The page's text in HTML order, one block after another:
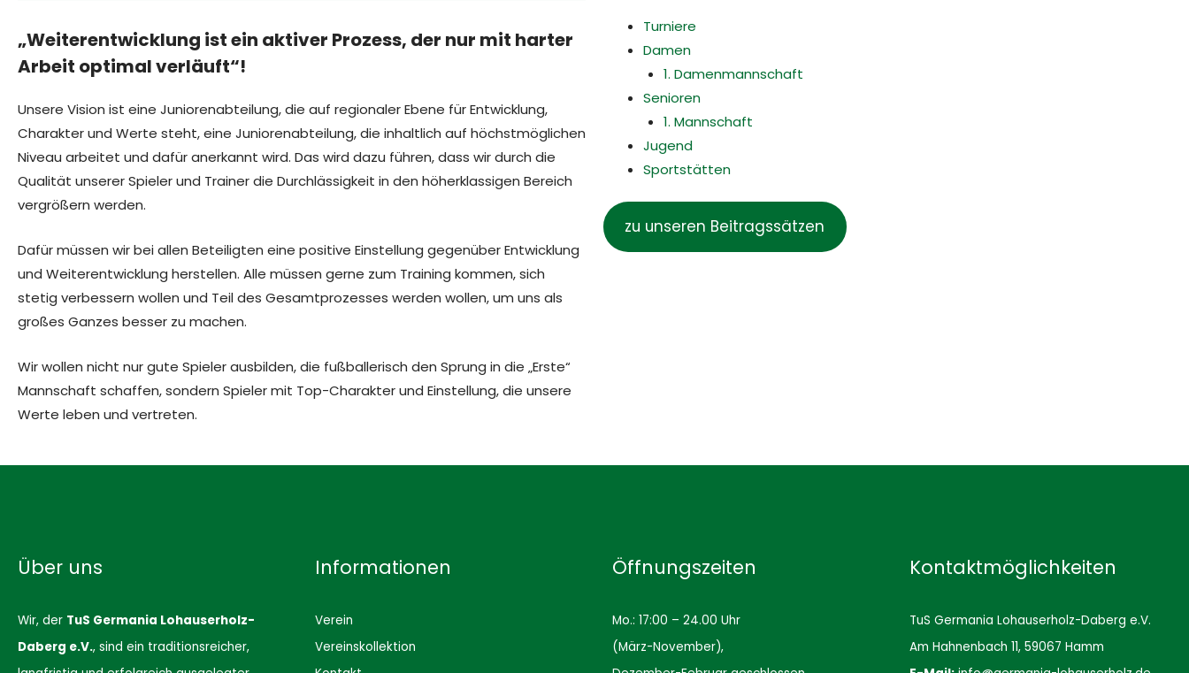
„Weiterentwicklung ist ein aktiver Prozess, der nur mit harter
Arbeit optimal verläuft“!
Unsere Vision ist eine Juniorenabteilung, die auf regionaler Ebene für Entwicklung,
Charakter und Werte steht, eine Juniorenabteilung, die inhaltlich auf höchstmöglichen
Niveau arbeitet und dafür anerkannt wird. Das wird dazu führen, dass wir durch die
Qualität unserer Spieler und Trainer die Durchlässigkeit in den höherklassigen Bereich
vergrößern werden.
Dafür müssen wir bei allen Beteiligten eine positive Einstellung gegenüber Entwicklung
und Weiterentwicklung herstellen. Alle müssen gerne zum Training kommen, sich
stetig verbessern wollen und Teil des Gesamtprozesses werden wollen, um uns als
großes Ganzes besser zu machen.
Wir wollen nicht nur gute Spieler ausbilden, die fußballerisch den Sprung in die „Erste“
Mannschaft schaffen, sondern Spieler mit Top-Charakter und Einstellung, die unsere
Werte leben und vertreten.
Turniere
Damen
1. Damenmannschaft
Senioren
1. Mannschaft
Jugend
Sportstätten
zu unseren Beitragssätzen
Über uns
Wir, der TuS Germania Lohauserholz-
Daberg e.V., sind ein traditionsreicher,
Informationen
Verein
Vereinskollektion
Öffnungszeiten
Mo.: 17:00 – 24.00 Uhr
(März-November),
Kontaktmöglichkeiten
TuS Germania Lohauserholz-Daberg e.V.
Am Hahnenbach 11, 59067 Hamm